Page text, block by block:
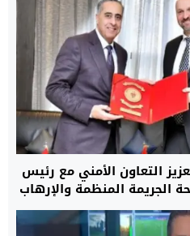
التعاون الأمني مع رئيس
الجريمة المنظمة والإرهاب